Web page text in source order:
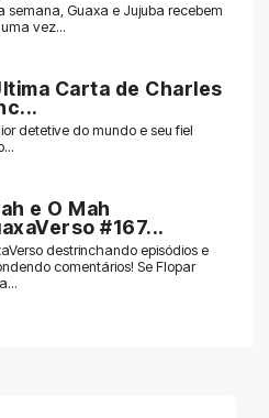
semana, Guaxa e Jujuba recebem
vez...
Carta de Charles
detetive do mundo e seu fiel
e O Mah
#167...
destrinchando episódios e
comentários! Se Flopar